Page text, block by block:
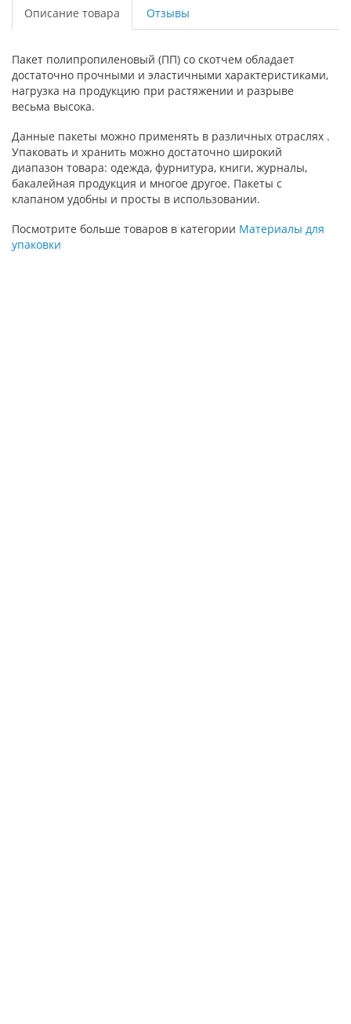
Описание товара Отзывы
Пакет полипропиленовый (ПП) со скотчем обладает
достаточно прочными и эластичными характеристиками,
нагрузка на продукцию при растяжении и разрыве
весьма высока.
Данные пакеты можно применять в различных отраслях .
Упаковать и хранить можно достаточно широкий
диапазон товара: одежда, фурнитура, книги, журналы,
бакалейная продукция и многое другое. Пакеты с
клапаном удобны и просты в использовании.
Посмотрите больше товаров в категории Материалы для
упаковки